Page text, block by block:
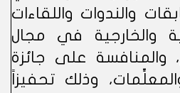
والندوات واللقاءات
والخارجية في مجال
والمنافسة على جائزة
وذلك تحفيزاً